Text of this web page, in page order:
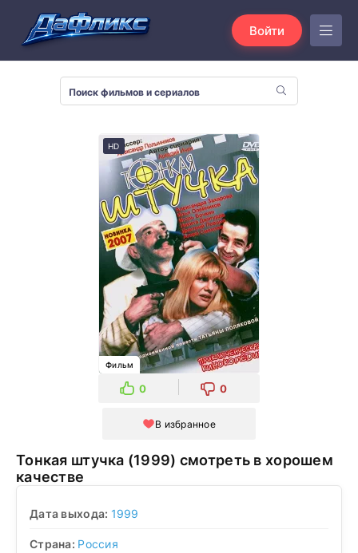
Войти
HD
Фильм
0 0
В избранное
Тонкая штучка (1999) смотреть в хорошем
качестве
Дата выхода: 1999
Страна: Россия